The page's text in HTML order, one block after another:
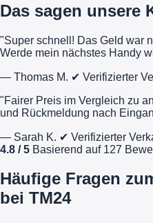
Das sagen unsere
"Super schnell! Das Geld war
Werde mein nächstes Handy
— Thomas M. ✔ Verifizierter
"Fairer Preis im Vergleich zu
und Rückmeldung nach
— Sarah K. ✔ Verifizierter
4.8 / 5 Basierend auf 127
Häufige Fragen
bei TM24